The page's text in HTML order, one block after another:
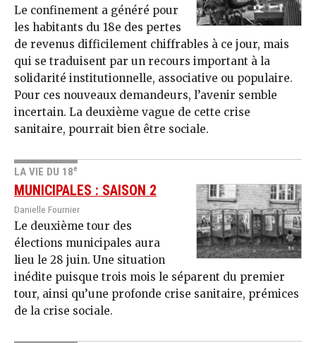
Le confinement a généré pour
les habitants du 18e des pertes
de revenus difficilement chiffrables à ce jour, mais
qui se traduisent par un recours important à la
solidarité institutionnelle, associative ou populaire.
Pour ces nouveaux demandeurs, l’avenir semble
incertain. La deuxième vague de cette crise
sanitaire, pourrait bien être sociale.
LA VIE DU 18e
MUNICIPALES : SAISON 2
Danielle Fournier
Le deuxième tour des
élections municipales aura
lieu le 28 juin. Une situation
inédite puisque trois mois le séparent du premier
tour, ainsi qu’une profonde crise sanitaire, prémices
de la crise sociale.